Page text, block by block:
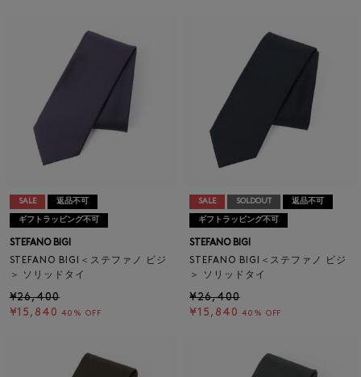
SALE 返品不可
ギフトラッピング不可
STEFANO BIGI
STEFANO BIGI＜ステファノ ビジ
＞ ソリッドタイ
¥26,400
¥15,840 40% OFF
SALE SOLDOUT 返品不可
ギフトラッピング不可
STEFANO BIGI
STEFANO BIGI＜ステファノ ビジ
＞ ソリッドタイ
¥26,400
¥15,840 40% OFF